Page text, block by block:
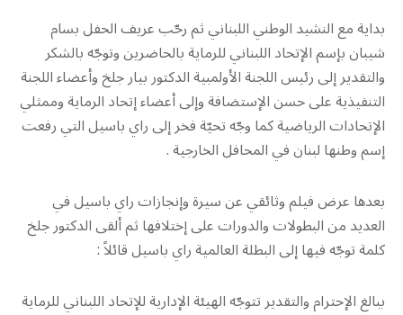
بداية مع النشيد الوطني اللبناني ثم رحّب عريف الحفل بسام
شيبان بإسم الإتحاد اللبناني للرماية بالحاضرين وتوجّه بالشكر
والتقدير إلى رئيس اللجنة الأولمبية الدكتور بيار جلخ وأعضاء اللجنة
التنفيذية على حسن الإستضافة وإلى أعضاء إتحاد الرماية وممثلي
الإتحادات الرياضية كما وجّه تحيّة فخر إلى راي باسيل التي رفعت
إسم وطنها لبنان في المحافل الخارجية .
بعدها عرض فيلم وثائقي عن سيرة وإنجازات راي باسيل في
العديد من البطولات والدورات على إختلافها ثم ألقى الدكتور جلخ
كلمة توجّه فيها إلى البطلة العالمية راي باسيل قائلاً :
ببالغ الإحترام والتقدير تتوجّه الهيئة الإدارية للإتحاد اللبناني للرماية